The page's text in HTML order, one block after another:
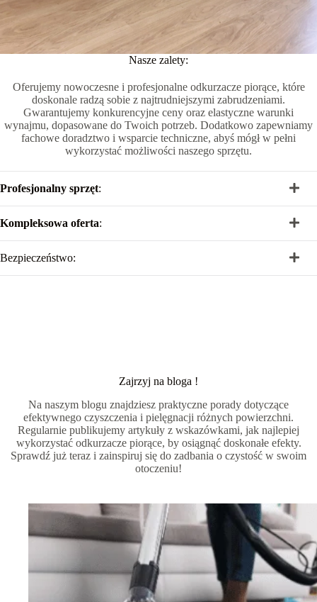
Nasze zalety:
Oferujemy nowoczesne i profesjonalne odkurzacze piorące, które
doskonale radzą sobie z najtrudniejszymi zabrudzeniami.
Gwarantujemy konkurencyjne ceny oraz elastyczne warunki
wynajmu, dopasowane do Twoich potrzeb. Dodatkowo zapewniamy
fachowe doradztwo i wsparcie techniczne, abyś mógł w pełni
wykorzystać możliwości naszego sprzętu.
Profesjonalny sprzęt:
Kompleksowa oferta:
Bezpieczeństwo:
Zajrzyj na bloga !
Na naszym blogu znajdziesz praktyczne porady dotyczące
efektywnego czyszczenia i pielęgnacji różnych powierzchni.
Regularnie publikujemy artykuły z wskazówkami, jak najlepiej
wykorzystać odkurzacze piorące, by osiągnąć doskonałe efekty.
Sprawdź już teraz i zainspiruj się do zadbania o czystość w swoim
otoczeniu!